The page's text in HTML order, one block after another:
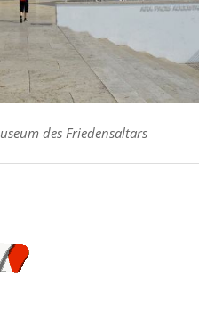
des Friedensaltars